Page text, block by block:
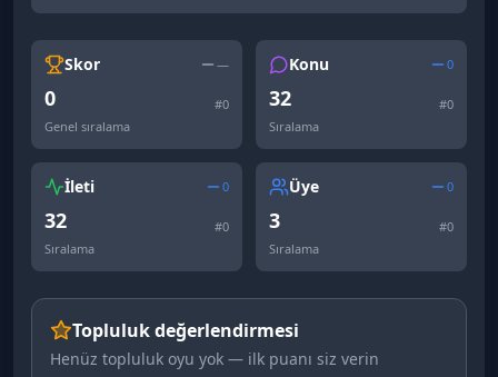
Skor —
0 #0
Genel sıralama
Konu 0
32 #0
Sıralama
İleti 0
32 #0
Sıralama
Üye 0
3 #0
Sıralama
Topluluk değerlendirmesi
Henüz topluluk oyu yok — ilk puanı siz verin